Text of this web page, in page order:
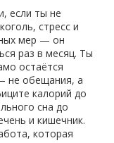
если ты не
стресс и
мер — он
раз в месяц. Ты
остаётся
не обещания, а
калорий до
сна до
и кишечник.
которая